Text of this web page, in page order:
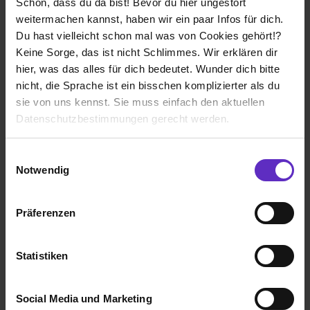
weitermachen kannst, haben wir ein paar Infos für dich.
Du hast vielleicht schon mal was von Cookies gehört!?
Keine Sorge, das ist nicht Schlimmes. Wir erklären dir
hier, was das alles für dich bedeutet. Wunder dich bitte
nicht, die Sprache ist ein bisschen komplizierter als du
sie von uns kennst. Sie muss einfach den aktuellen
Datenschutzbestimmungen gerecht werden.
Benutzung der Webseite getroffenen Einstellungen zu
Webseite zu analysieren („Statistiken“), um
Informationen zu deiner Verwendung unserer Website an
Analysen weiterzugeben und um Inhalte und Anzeigen zu
Notwendig
Präferenzen
Statistiken
Social Media und Marketing
Ausbildung zum Hörakustiker 2026 in
Monheim (w/m/d)
beiKIND GmbH & Co. KG
40789 Monheim am Rhein
01.08.2027
Nippes (w/m/d)
50733 Köln